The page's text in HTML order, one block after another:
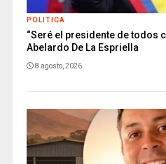
POLITICA
“Seré el presidente de todos
Abelardo De La Espriella
8 agosto, 2026